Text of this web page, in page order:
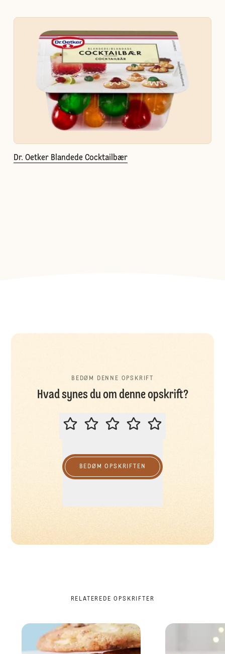
Dr. Oetker Blandede Cocktailbær
BEDØM DENNE OPSKRIFT
Hvad synes du om denne opskrift?
BEDØM DENNE OPSKRIFT
BEDØM OPSKRIFTEN
RELATEREDE OPSKRIFTER